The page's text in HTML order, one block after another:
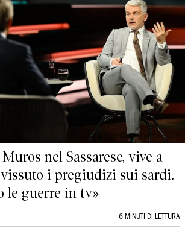
nel Sassarese, vive a
i pregiudizi sui sardi.
le guerre in tv»
6 MINUTI DI LETTURA